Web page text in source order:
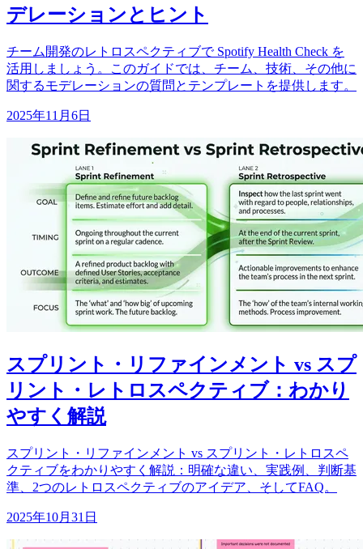
デレーションとヒント
チーム開発のレトロスペクティブで Spotify Health Check を
活用しましょう。このガイドでは、チーム、技術、その他に
関するモデレーションの質問とテンプレートを提供します。
2025年11月6日
スプリント・リファインメント vs スプ
リント・レトロスペクティブ：わかり
やすく解説
スプリント・リファインメント vs スプリント・レトロスペ
クティブをわかりやすく解説：明確な違い、実践例、判断基
準、2つのレトロスペクティブのアイデア、そしてFAQ。
2025年10月31日